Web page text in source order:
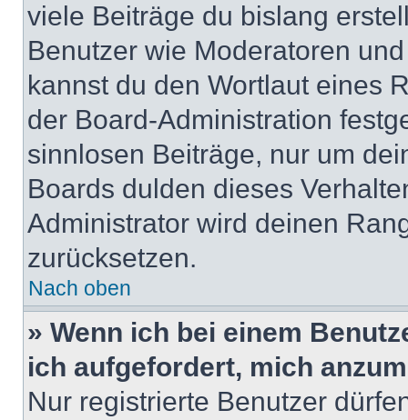
viele Beiträge du bislang
Benutzer wie Moderatoren
kannst du den Wortlaut eines
der Board-Administration
sinnlosen Beiträge, nur um
Boards dulden dieses
Administrator wird deinen
zurücksetzen.
Nach oben
» Wenn ich bei einem
ich aufgefordert, mich
Nur registrierte Benutzer